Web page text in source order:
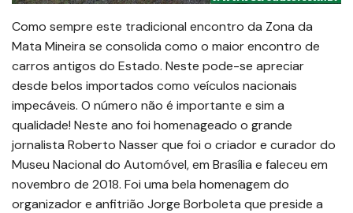
Como sempre este tradicional encontro da Zona da
Mata Mineira se consolida como o maior encontro de
carros antigos do Estado. Neste pode-se apreciar
desde belos importados como veículos nacionais
impecáveis. O número não é importante e sim a
qualidade! Neste ano foi homenageado o grande
jornalista Roberto Nasser que foi o criador e curador do
Museu Nacional do Automóvel, em Brasília e faleceu em
novembro de 2018. Foi uma bela homenagem do
organizador e anfitrião Jorge Borboleta que preside a